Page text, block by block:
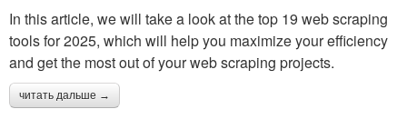
In this article, we will take a look at the top 19 web scraping
tools for 2025, which will help you maximize your efficiency
and get the most out of your web scraping projects.
читать дальше →